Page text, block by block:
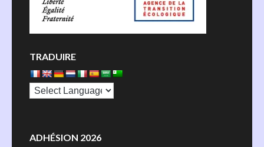
TRADUIRE
ADHÉSION 2026